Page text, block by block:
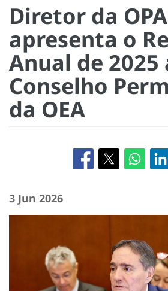
Diretor da
apresenta o
Anual de 2025
Conselho
da OEA
3 Jun 2026